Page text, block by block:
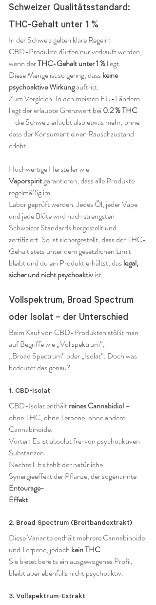
Schweizer Qualitätsstandard:
THC-Gehalt unter 1 %
In der Schweiz gelten klare Regeln:
CBD-Produkte dürfen nur verkauft werden,
wenn der THC-Gehalt unter 1 % liegt.
Diese Menge ist so gering, dass keine
psychoaktive Wirkung auftritt.
Zum Vergleich: In den meisten EU-Ländern
liegt der erlaubte Grenzwert bei 0.2 % THC
– die Schweiz erlaubt also etwas mehr, ohne
dass der Konsument einen Rauschzustand
erlebt.
Hochwertige Hersteller wie
Vaporspirit garantieren, dass alle Produkte
regelmäßig im
Labor geprüft werden. Jedes Öl, jeder Vape
und jede Blüte wird nach strengsten
Schweizer Standards hergestellt und
zertifiziert. So ist sichergestellt, dass der THC-
Gehalt stets unter dem gesetzlichen Limit
bleibt und du ein Produkt erhältst, das legal,
sicher und nicht psychoaktiv ist.
Vollspektrum, Broad Spectrum
oder Isolat – der Unterschied
Beim Kauf von CBD-Produkten stößt man
auf Begriffe wie „Vollspektrum“,
„Broad Spectrum“ oder „Isolat“. Doch was
bedeutet das genau?
1. CBD-Isolat
CBD-Isolat enthält reines Cannabidiol –
ohne THC, ohne Terpene, ohne andere
Cannabinoide.
Vorteil: Es ist absolut frei von psychoaktiven
Substanzen.
Nachteil: Es fehlt der natürliche
Synergieeffekt der Pflanze, der sogenannte
Entourage-
Effekt.
2. Broad Spectrum (Breitbandextrakt)
Diese Variante enthält mehrere Cannabinoide
und Terpene, jedoch kein THC.
Sie bietet bereits ein ausgewogenes Profil,
bleibt aber ebenfalls nicht psychoaktiv.
3. Vollspektrum-Extrakt